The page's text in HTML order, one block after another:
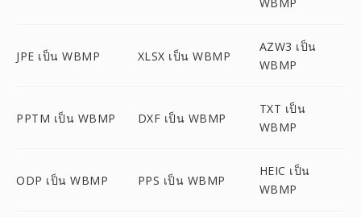
JPE เป็น WBMP XLSX เป็น WBMP
AZW3 เป็น
WBMP
PPTM เป็น WBMP DXF เป็น WBMP
TXT เป็น
WBMP
ODP เป็น WBMP PPS เป็น WBMP
HEIC เป็น
WBMP